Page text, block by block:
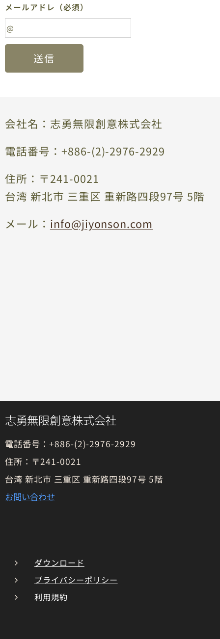
メールアドレ（必須）
送信
会社名：志勇無限創意株式会社
電話番号：+886-(2)-2976-2929
住所：〒241-0021
台湾 新北市 三重区 重新路四段97号 5階
メール： info@jiyonson.com
志勇無限創意株式会社
電話番号：+886-(2)-2976-2929
住所：〒241-0021
台湾 新北市 三重区 重新路四段97号 5階
お問い合わせ
ダウンロード
プライバシーポリシー
利用規約